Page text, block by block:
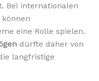
Bei internationalen
eine Rolle spielen.
dürfte daher von
langfristige